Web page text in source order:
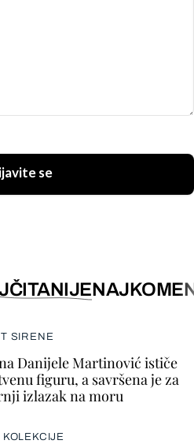
se
SIRENE
Danijele Martinović ističe
figuru, a savršena je za
izlazak na moru
KOLEKCIJE